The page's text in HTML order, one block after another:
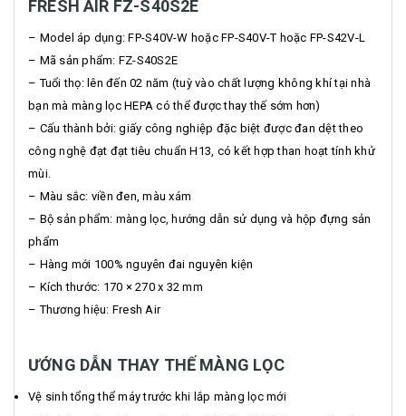
FRESH AIR FZ-S40S2E
– Model áp dụng: FP-S40V-W hoặc FP-S40V-T hoặc FP-S42V-L
– Mã sản phẩm: FZ-S40S2E
– Tuổi thọ: lên đến 02 năm (tuỳ vào chất lượng không khí tại nhà
bạn mà màng lọc HEPA có thể được thay thế sớm hơn)
– Cấu thành bởi: giấy công nghiệp đặc biệt được đan dệt theo
công nghệ đạt đạt tiêu chuẩn H13, có kết hợp than hoạt tính khử
mùi.
– Màu sắc: viền đen, màu xám
– Bộ sản phẩm: màng lọc, hướng dẫn sử dụng và hộp đựng sản
phẩm
– Hàng mới 100% nguyên đai nguyên kiện
– Kích thước: 170 × 270 x 32 mm
– Thương hiệu: Fresh Air
ƯỚNG DẪN THAY THẾ MÀNG LỌC
Vệ sinh tổng thể máy trước khi lắp màng lọc mới